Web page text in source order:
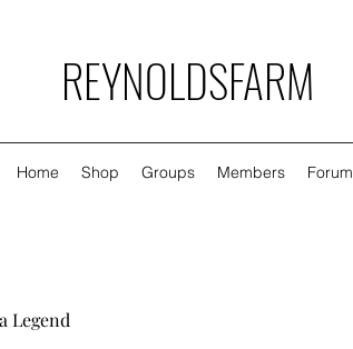
REYNOLDSFARM
Home Shop Groups Members Forum
Legend